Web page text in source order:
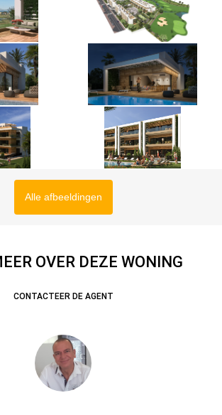
Alle afbeeldingen
OVER DEZE WONING
CONTACTEER DE AGENT